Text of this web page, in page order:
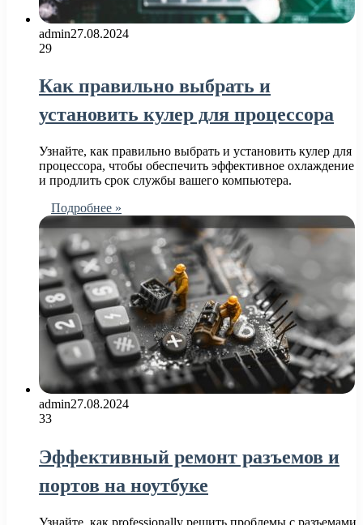
admin27.08.2024
29
Как правильно выбрать и
установить кулер для процессора
Узнайте, как правильно выбрать и установить кулер для
процессора, чтобы обеспечить эффективное охлаждение
и продлить срок службы вашего компьютера.
Подробнее »
admin27.08.2024
33
Эффективный ремонт разъемов и
портов на ноутбуке